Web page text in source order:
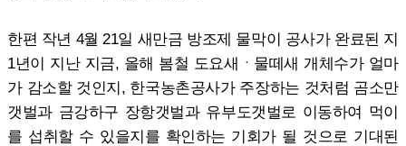
한편 작년 4월 21일 새만금 방조제 물막이 공사가 완료된 지
1년이 지난 지금, 올해 봄철 도요새ㆍ물떼새 개체수가 얼마
가 감소할 것인지, 한국농촌공사가 주장하는 것처럼 곰소만
갯벌과 금강하구 장항갯벌과 유부도갯벌로 이동하여 먹이
를 섭취할 수 있을지를 확인하는 기회가 될 것으로 기대된